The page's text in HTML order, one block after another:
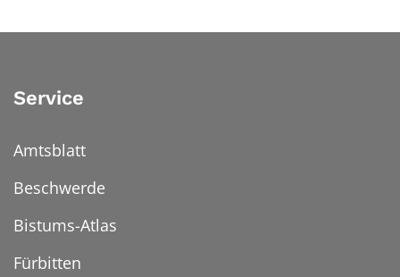
Service
Amtsblatt
Beschwerde
Bistums-Atlas
Fürbitten